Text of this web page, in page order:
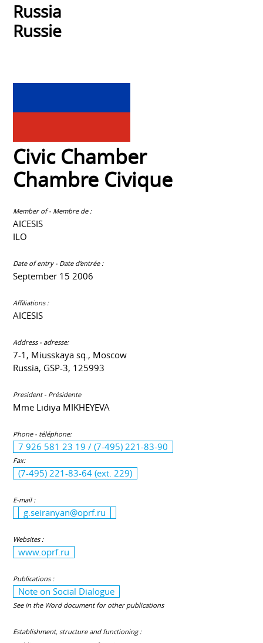
Russia
Russie
Civic Chamber
Chambre Civique
Member of - Membre de :
AICESIS
ILO
Date of entry - Date d'entrée :
September 15 2006
Affiliations :
AICESIS
Address - adresse:
7-1, Miusskaya sq., Moscow
Russia, GSP-3, 125993
President - Présidente
Mme Lidiya MIKHEYEVA
Phone - téléphone:
7 926 581 23 19 / (7-495) 221-83-90
Fax:
(7-495) 221-83-64 (ext. 229)
E-mail :
g.seiranyan@oprf.ru
Websites :
www.oprf.ru
Publications :
Note on Social Dialogue
See in the Word document for other publications
Establishment, structure and functioning :